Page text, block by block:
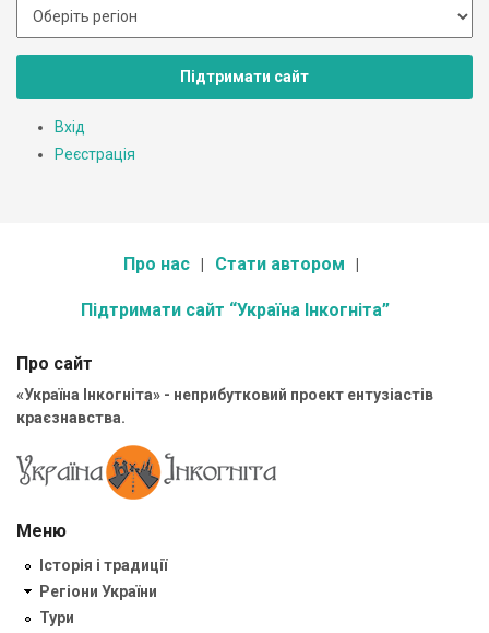
Підтримати сайт
Вхід
Реєстрація
Про нас Стати автором
Підтримати сайт “Україна Інкогніта”
Про сайт
«Україна Інкогніта» - неприбутковий проект ентузіастів
краєзнавства.
Меню
Історія і традиції
Регіони України
Тури